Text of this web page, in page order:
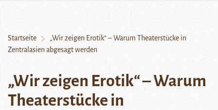
Startseite
„Wir zeigen Erotik“ – Warum Theaterstücke in
Zentralasien abgesagt werden
„Wir zeigen Erotik“ – Warum
Theaterstücke in